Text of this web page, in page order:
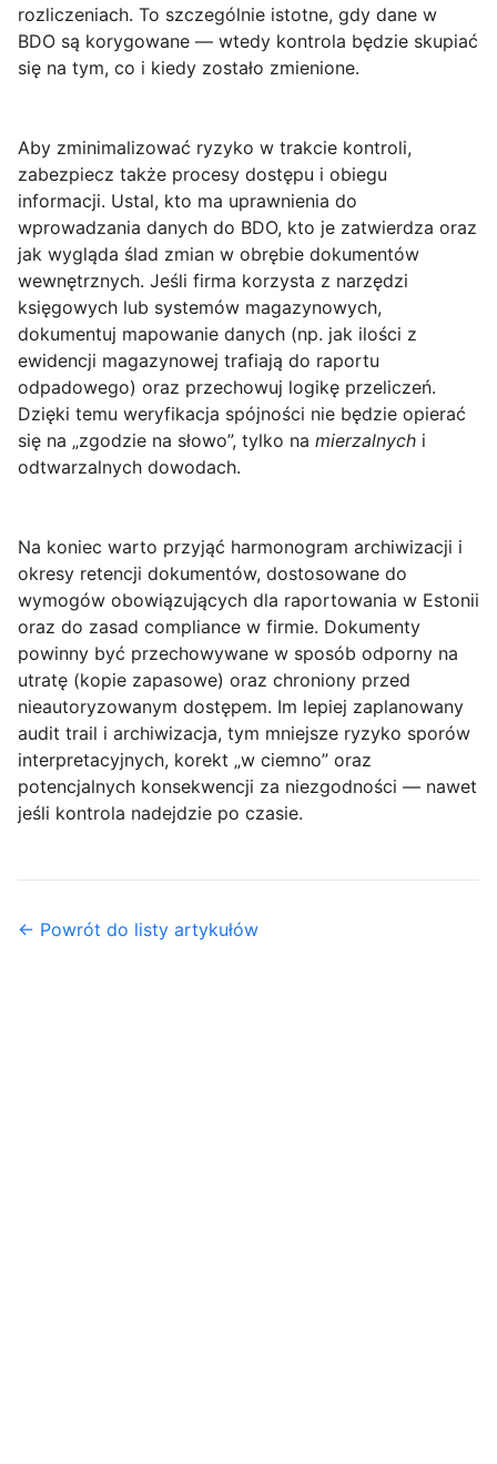
rozliczeniach. To szczególnie istotne, gdy dane w
BDO są korygowane — wtedy kontrola będzie skupiać
się na tym, co i kiedy zostało zmienione.
Aby zminimalizować ryzyko w trakcie kontroli,
zabezpiecz także procesy dostępu i obiegu
informacji. Ustal, kto ma uprawnienia do
wprowadzania danych do BDO, kto je zatwierdza oraz
jak wygląda ślad zmian w obrębie dokumentów
wewnętrznych. Jeśli firma korzysta z narzędzi
księgowych lub systemów magazynowych,
dokumentuj mapowanie danych (np. jak ilości z
ewidencji magazynowej trafiają do raportu
odpadowego) oraz przechowuj logikę przeliczeń.
Dzięki temu weryfikacja spójności nie będzie opierać
się na „zgodzie na słowo”, tylko na mierzalnych i
odtwarzalnych dowodach.
Na koniec warto przyjąć harmonogram archiwizacji i
okresy retencji dokumentów, dostosowane do
wymogów obowiązujących dla raportowania w Estonii
oraz do zasad compliance w firmie. Dokumenty
powinny być przechowywane w sposób odporny na
utratę (kopie zapasowe) oraz chroniony przed
nieautoryzowanym dostępem. Im lepiej zaplanowany
audit trail i archiwizacja, tym mniejsze ryzyko sporów
interpretacyjnych, korekt „w ciemno” oraz
potencjalnych konsekwencji za niezgodności — nawet
jeśli kontrola nadejdzie po czasie.
← Powrót do listy artykułów